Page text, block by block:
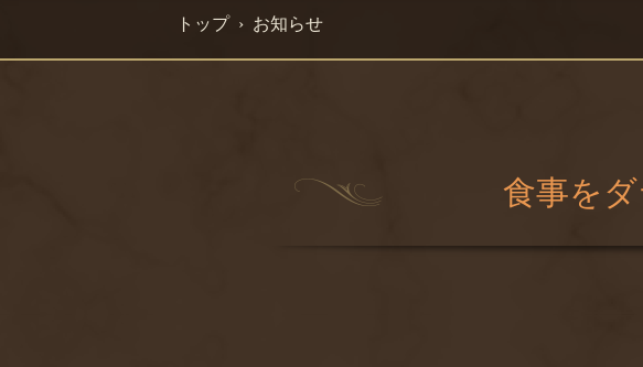
トップ› お知らせ
食事を